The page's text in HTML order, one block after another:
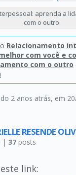
2 anos atrás, em
aprenda a
com o outro
Relacionamento
com você e
com o outro
RESENDE
| 37posts
link: